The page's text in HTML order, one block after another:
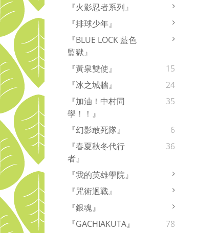
『火影忍者系列』
『排球少年』
『BLUE LOCK 藍色
監獄』
『黃泉雙使』
15
『冰之城牆』
24
『加油！中村同
學！！』
35
『幻影敢死隊』
6
『春夏秋冬代行
者』
36
『我的英雄學院』
『咒術迴戰』
『銀魂』
『GACHIAKUTA』
78